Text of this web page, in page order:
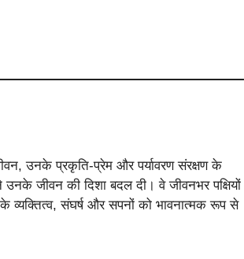
उनके प्रकृति-प्रेम और पर्यावरण संरक्षण के
जीवन की दिशा बदल दी। वे जीवनभर पक्षियों
संघर्ष और सपनों को भावनात्मक रूप से